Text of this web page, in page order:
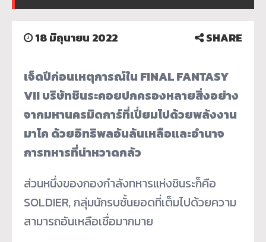
18 มิถุนายน 2022 SHARE
เจ็ดปีก่อนเหตุการณ์ใน FINAL FANTASY
VII บริษัทชินระคอยปกครองหลายสิ่งอย่าง
จากมหานครมิดการ์ที่เปี่ยมไปด้วยพลังงาน
มาโค ด้วยอิทธิพลอันล้นเหลือและอำนาจ
การทหารที่น่าหวาดกลัว
ส่วนหนึ่งของกองกำลังทหารแห่งชินระก็คือ
SOLDIER, กลุ่มนักรบชั้นยอดที่เต็มไปด้วยความ
สามารถอันเหลือเชื่อมากมาย